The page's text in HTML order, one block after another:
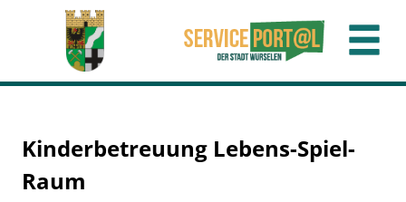
Zum Hauptinhalt springen
Zum Header
Zum Hauptinhalt
Zum Footer
Kinderbetreuung Lebens-Spiel-
Raum